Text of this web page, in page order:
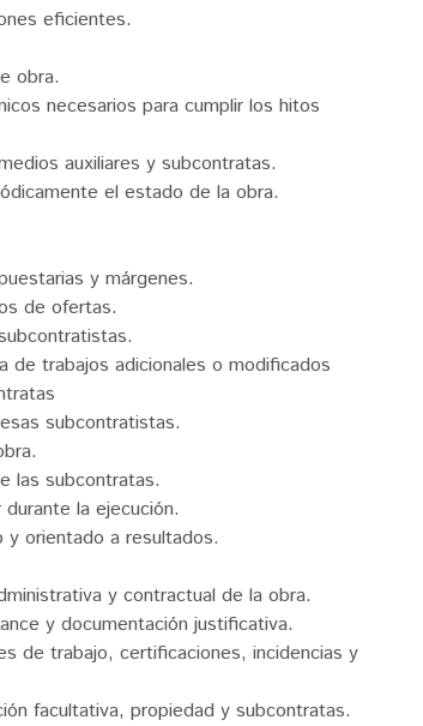
eficientes.
obra.
necesarios para cumplir los hitos
auxiliares y subcontratas.
el estado de la obra.
y márgenes.
de ofertas.
de trabajos adicionales o modificados
subcontratistas.
las subcontratas.
la ejecución.
y orientado a resultados.
y contractual de la obra.
y documentación justificativa.
de trabajo, certificaciones, incidencias y
facultativa, propiedad y subcontratas.